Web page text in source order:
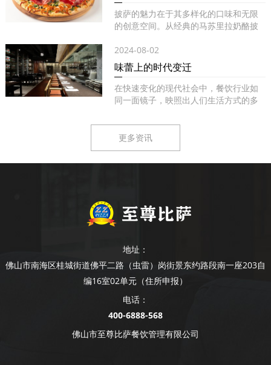
披萨的魅力在于其多样化的口味和无限
的创意空间。从经典的马苏里拉奶酪披
2024-08-02
味蕾上的时代变迁
在快速变化的现代社会中，餐饮行业如
同一面镜子，映照出人们生活方式的多
更多资讯
地址：
佛山市南海区桂城街道佛平二路（虫雷）岗街景东约路段南一座203自
编16室02单元（住所申报）
电话：
400-6888-568
佛山市至尊比萨餐饮管理有限公司